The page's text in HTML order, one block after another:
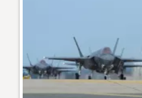
Deportes
Mundo